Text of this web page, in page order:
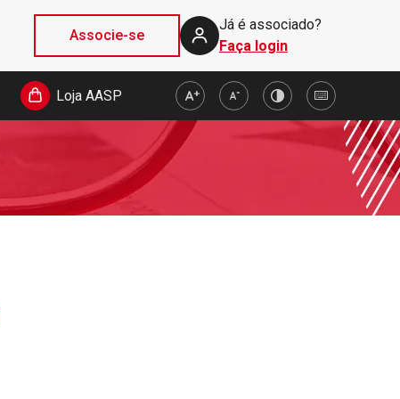
Associe-se
Já é associado?
Faça login
Loja AASP